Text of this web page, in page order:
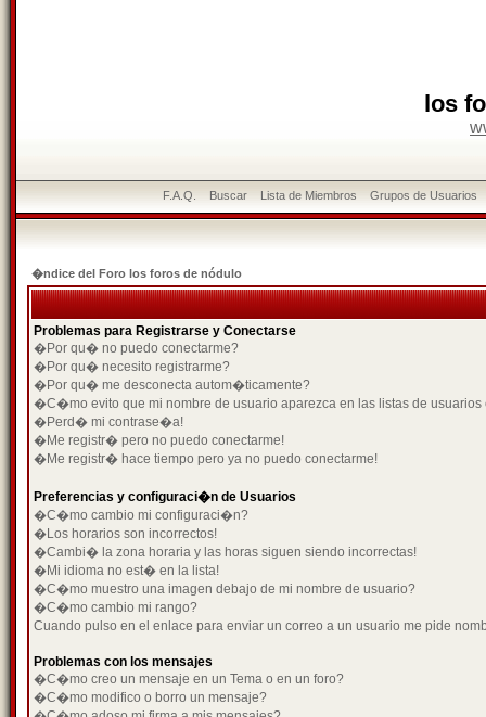
los
F.A.Q. Buscar Lista de Miembros Grupos de Usuarios
�ndice del Foro los foros de nódulo
Problemas para Registrarse y Conectarse
�Por qu� no puedo conectarme?
�Por qu� necesito registrarme?
�Por qu� me desconecta autom�ticamente?
�C�mo evito que mi nombre de usuario aparezca en las listas de usuarios
�Perd� mi contrase�a!
�Me registr� pero no puedo conectarme!
�Me registr� hace tiempo pero ya no puedo conectarme!
Preferencias y configuraci�n de Usuarios
�C�mo cambio mi configuraci�n?
�Los horarios son incorrectos!
�Cambi� la zona horaria y las horas siguen siendo incorrectas!
�Mi idioma no est� en la lista!
�C�mo muestro una imagen debajo de mi nombre de usuario?
�C�mo cambio mi rango?
Cuando pulso en el enlace para enviar un correo a un usuario me pide
Problemas con los mensajes
�C�mo creo un mensaje en un Tema o en un foro?
�C�mo modifico o borro un mensaje?